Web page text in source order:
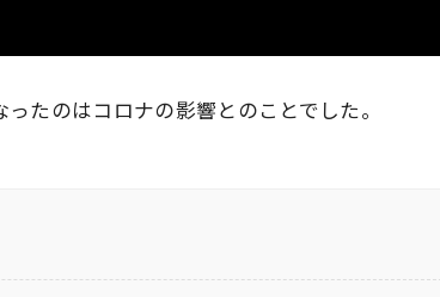
ったのはコロナの影響とのことでした。